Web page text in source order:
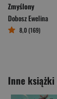
Zmyślony
Dobosz Ewelina
8,0 (169)
Inne książki